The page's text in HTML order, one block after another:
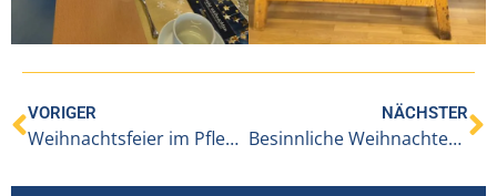
VORIGER
Weihnachtsfeier im Pflegeheim Hittisau
NÄCHSTER
Besinnliche Weihnachten und einen guten Rutsch ins Neue Jahr 2025 wünscht das gesamte Team von BENEVIT IAP an der Lutz